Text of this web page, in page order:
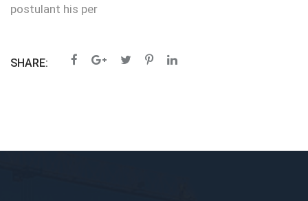
postulant his per
SHARE: